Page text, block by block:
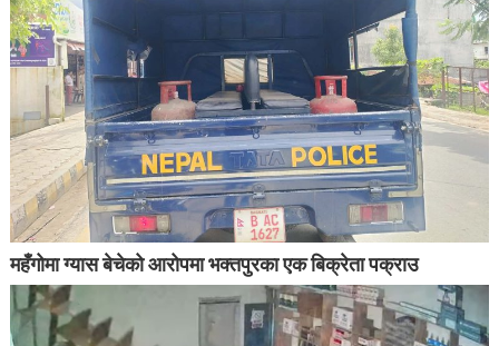
महँगोमा ग्यास बेचेको आरोपमा भक्तपुरका एक बिक्रेता पक्राउ